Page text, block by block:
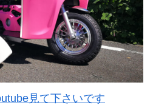
見て下さいです